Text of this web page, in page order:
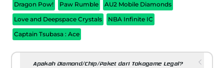
Dragon Pow!
Paw Rumble
AU2 Mobile Diamonds
Love and Deepspace Crystals
NBA Infinite IC
Captain Tsubasa : Ace
Apakah Diamond/Chip/Paket dari Tokogame Legal?